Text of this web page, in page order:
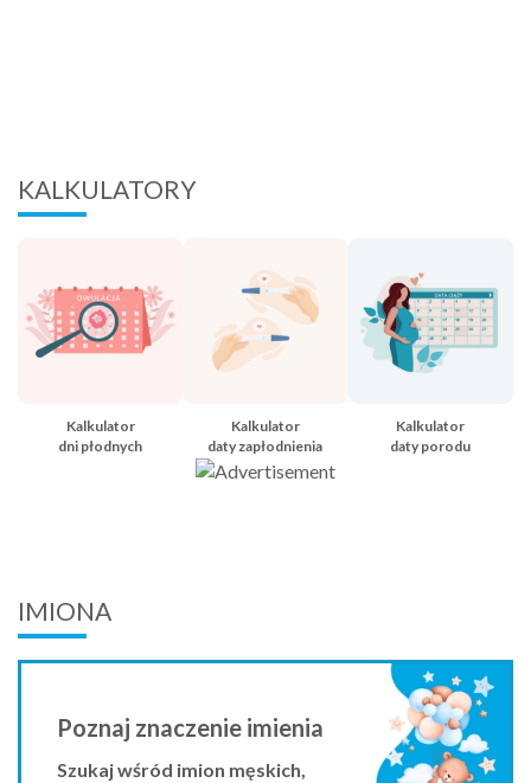
KALKULATORY
Kalkulator
dni płodnych
Kalkulator
daty zapłodnienia
Kalkulator
daty porodu
IMIONA
Poznaj znaczenie imienia
Szukaj wśród imion męskich,